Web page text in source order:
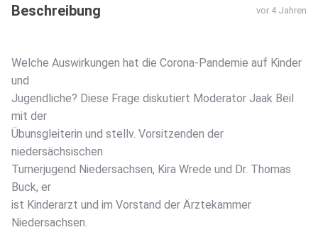
Beschreibung vor 4 Jahren
Welche Auswirkungen hat die Corona-Pandemie auf Kinder
und
Jugendliche? Diese Frage diskutiert Moderator Jaak Beil
mit der
Übunsgleiterin und stellv. Vorsitzenden der
niedersächsischen
Turnerjugend Niedersachsen, Kira Wrede und Dr. Thomas
Buck, er
ist Kinderarzt und im Vorstand der Ärztekammer
Niedersachsen.